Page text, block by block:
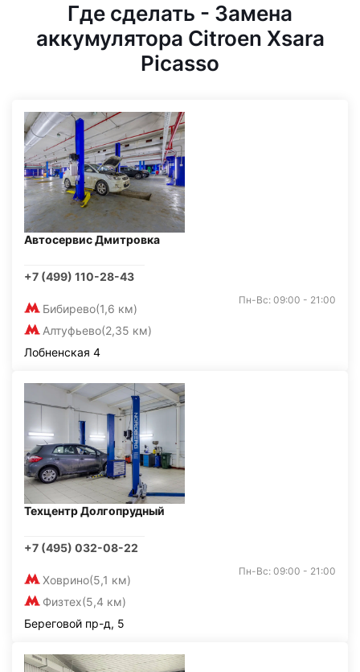
Где сделать - Замена
аккумулятора Citroen Xsara
Picasso
Автосервис Дмитровка
+7 (499) 110-28-43
Бибирево(1,6 км)
Алтуфьево(2,35 км)
Пн-Вс: 09:00 - 21:00
Лобненская 4
Техцентр Долгопрудный
+7 (495) 032-08-22
Ховрино(5,1 км)
Физтех(5,4 км)
Пн-Вс: 09:00 - 21:00
Береговой пр-д, 5